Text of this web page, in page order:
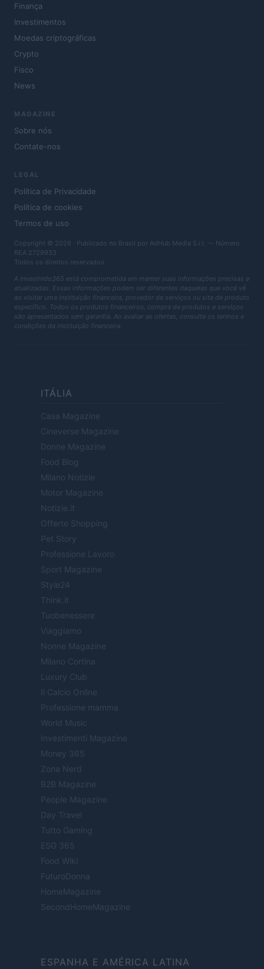
Finança
Investimentos
Moedas criptográficas
Crypto
Fisco
News
MAGAZINE
Sobre nós
Contate-nos
LEGAL
Política de Privacidade
Política de cookies
Termos de uso
Copyright © 2026 · Publicado no Brasil por AdHub Media S.r.l. — Número
REA 2729933
Todos os direitos reservados
A Investindo365 está comprometida em manter suas informações precisas e
atualizadas. Essas informações podem ser diferentes daquelas que você vê
ao visitar uma instituição financeira, provedor de serviços ou site de produto
específico. Todos os produtos financeiros, compra de produtos e serviços
são apresentados sem garantia. Ao avaliar as ofertas, consulte os termos e
condições da instituição financeira.
ITÁLIA
Casa Magazine
Cineverse Magazine
Donne Magazine
Food Blog
Milano Notizie
Motor Magazine
Notizie.it
Offerte Shopping
Pet Story
Professione Lavoro
Sport Magazine
Style24
Think.it
Tuobenessere
Viaggiamo
Nonne Magazine
Milano Cortina
Luxury Club
Il Calcio Online
Professione mamma
World Music
Investimenti Magazine
Money 365
Zona Nerd
B2B Magazine
People Magazine
Day Travel
Tutto Gaming
ESG 365
Food Wiki
FuturoDonna
HomeMagazine
SecondHomeMagazine
ESPANHA E AMÉRICA LATINA